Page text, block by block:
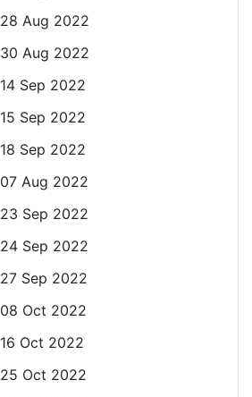
28 Aug 2022
30 Aug 2022
14 Sep 2022
15 Sep 2022
18 Sep 2022
07 Aug 2022
23 Sep 2022
24 Sep 2022
27 Sep 2022
08 Oct 2022
16 Oct 2022
25 Oct 2022